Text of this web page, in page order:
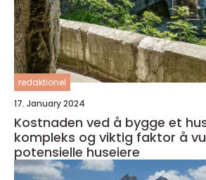
redaktionel
17. January 2024
Kostnaden ved å bygge et
kompleks og viktig faktor å
potensielle huseiere